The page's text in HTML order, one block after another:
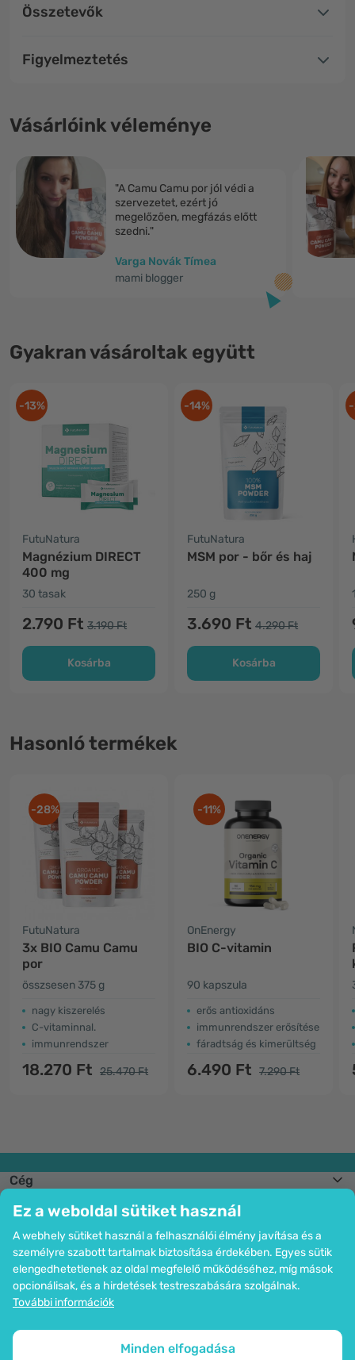
Ez a weboldal sütiket használ
A webhely sütiket használ a felhasználói élmény javítása és a
személyre szabott tartalmak biztosítása érdekében. Egyes sütik
elengedhetetlenek az oldal megfelelő működéséhez, míg mások
opcionálisak, és a hirdetések testreszabására szolgálnak.
További információk
Minden elfogadása
Összetevők
Figyelmeztetés
Vásárlóink véleménye
"A Camu Camu por jól védi a
szervezetet, ezért jó
megelőzően, megfázás előtt
szedni."
Varga Novák Tímea
mami blogger
Gyakran vásároltak együtt
-13%
FutuNatura
Magnézium DIRECT
400 mg
30 tasak
2.790 Ft 3.190 Ft
Kosárba
-14%
FutuNatura
MSM por - bőr és haj
250 g
3.690 Ft 4.290 Ft
Kosárba
Hasonló termékek
-28%
FutuNatura
3x BIO Camu Camu
por
összsesen 375 g
nagy kiszerelés
C-vitaminnal.
immunrendszer
18.270 Ft 25.470 Ft
-11%
OnEnergy
BIO C-vitamin
90 kapszula
erős antioxidáns
immunrendszer erősítése
fáradtság és kimerültség
6.490 Ft 7.290 Ft
Cég
Csatlakozzon hozzánk
Segítség és megrendelések
Bankkártyás fizetési lehetőség. A személyes adatok garantált védelme
SSL titkosítással.
Az oldal térképe